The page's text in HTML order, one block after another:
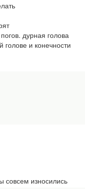
дурная голова
и конечности
совсем износились